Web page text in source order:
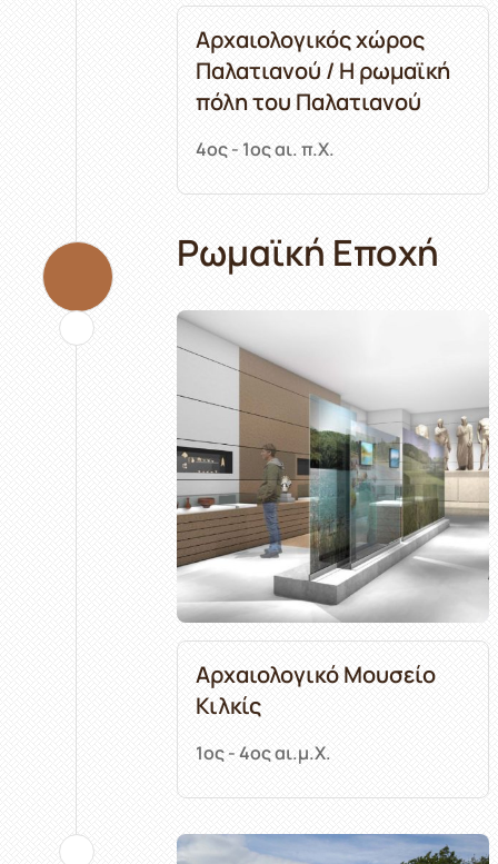
Αρχαιολογικός χώρος
Παλατιανού / Η ρωμαϊκή
πόλη του Παλατιανού
4ος - 1ος αι. π.Χ.
Ρωμαϊκή Eποχή
Αρχαιολογικό Μουσείο
Κιλκίς
1ος - 4ος αι.μ.Χ.